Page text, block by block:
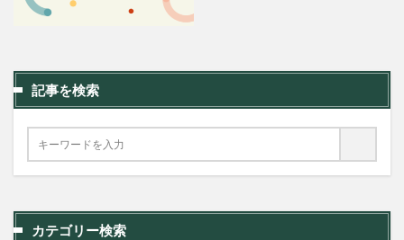
記事を検索
カテゴリー検索